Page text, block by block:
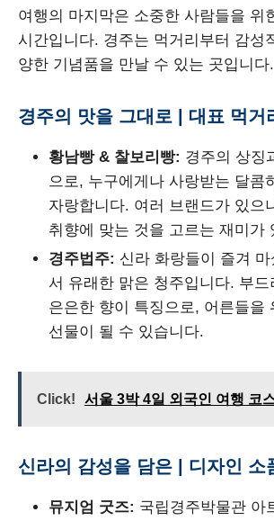
여행의 마지막은 소중한 사람들을 위
시간입니다. 경주는 먹거리부터 감성
양한 기념품을 만날 수 있는 곳입니다.
경주의 맛을 그대로 | 대표 먹거
황남빵 & 찰보리빵: 경주의 상징
으로, 누구에게나 사랑받는 달콤
자랑합니다. 여러 브랜드가 있으
취향에 맞는 것을 고르는 재미가
경주법주: 신라 화랑들이 즐겨
서 유래한 맑은 청주입니다. 부
은은한 향이 특징으로, 어른들을
선물이 될 수 있습니다.
Click! 서울 3박 4일 외국인 여행 코
신라의 감성을 담은 | 디자인 소
뮤지엄 굿즈: 국립경주박물관 아